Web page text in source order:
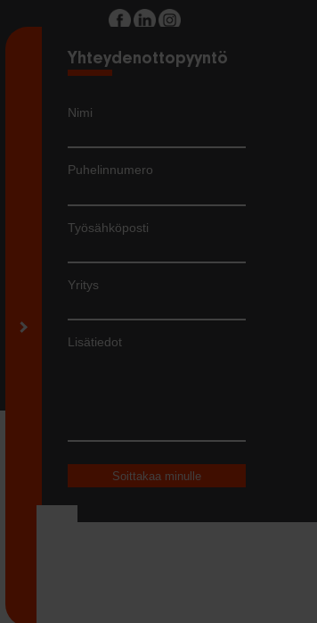
Yhteydenottopyyntö
Nimi
Puhelinnumero
Työsähköposti
Yritys
Lisätiedot